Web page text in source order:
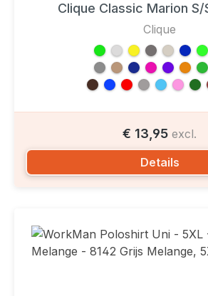
Clique Classic Marion S/
Clique
€ 13,95 excl.
Details